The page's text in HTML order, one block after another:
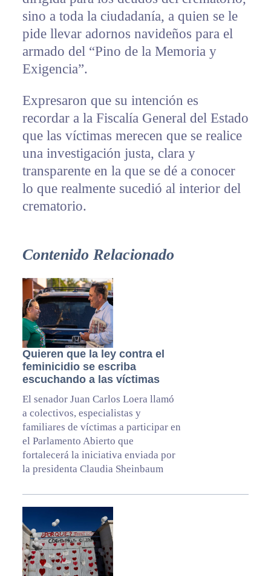
sino a toda la ciudadanía, a quien se le
pide llevar adornos navideños para el
armado del “Pino de la Memoria y
Exigencia”.
Expresaron que su intención es
recordar a la Fiscalía General del Estado
que las víctimas merecen que se realice
una investigación justa, clara y
transparente en la que se dé a conocer
lo que realmente sucedió al interior del
crematorio.
Contenido Relacionado
Quieren que la ley contra el
feminicidio se escriba
escuchando a las víctimas
El senador Juan Carlos Loera llamó
a colectivos, especialistas y
familiares de víctimas a participar en
el Parlamento Abierto que
fortalecerá la iniciativa enviada por
la presidenta Claudia Sheinbaum